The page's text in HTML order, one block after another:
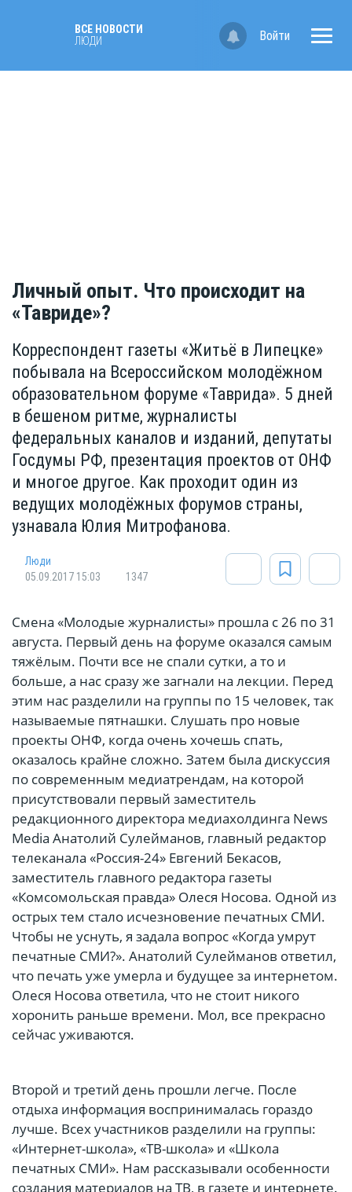
ВСЕ НОВОСТИ
ЛЮДИ
Войти
Личный опыт. Что происходит на
«Тавриде»?
Корреспондент газеты «Житьё в Липецке»
побывала на Всероссийском молодёжном
образовательном форуме «Таврида». 5 дней
в бешеном ритме, журналисты
федеральных каналов и изданий, депутаты
Госдумы РФ, презентация проектов от ОНФ
и многое другое. Как проходит один из
ведущих молодёжных форумов страны,
узнавала Юлия Митрофанова.
Люди
05.09.2017 15:03
1347
Смена «Молодые журналисты» прошла с 26 по 31
августа. Первый день на форуме оказался самым
тяжёлым. Почти все не спали сутки, а то и
больше, а нас сразу же загнали на лекции. Перед
этим нас разделили на группы по 15 человек, так
называемые пятнашки. Слушать про новые
проекты ОНФ, когда очень хочешь спать,
оказалось крайне сложно. Затем была дискуссия
по современным медиатрендам, на которой
присутствовали первый заместитель
редакционного директора медиахолдинга News
Media Анатолий Сулейманов, главный редактор
телеканала «Россия-24» Евгений Бекасов,
заместитель главного редактора газеты
«Комсомольская правда» Олеся Носова. Одной из
острых тем стало исчезновение печатных СМИ.
Чтобы не уснуть, я задала вопрос «Когда умрут
печатные СМИ?». Анатолий Сулейманов ответил,
что печать уже умерла и будущее за интернетом.
Олеся Носова ответила, что не стоит никого
хоронить раньше времени. Мол, все прекрасно
сейчас уживаются.
Второй и третий день прошли легче. После
отдыха информация воспринималась гораздо
лучше. Всех участников разделили на группы:
«Интернет-школа», «ТВ-школа» и «Школа
печатных СМИ». Нам рассказывали особенности
создания материалов на ТВ, в газете и интернете.